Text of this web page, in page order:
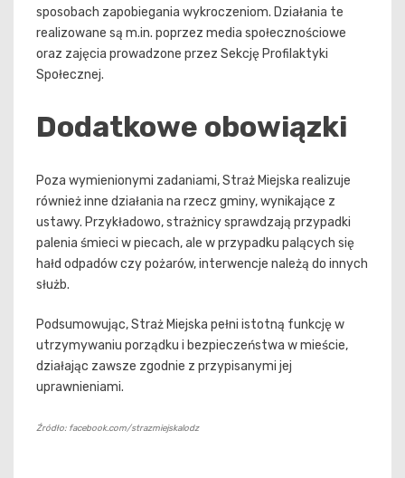
sposobach zapobiegania wykroczeniom. Działania te
realizowane są m.in. poprzez media społecznościowe
oraz zajęcia prowadzone przez Sekcję Profilaktyki
Społecznej.
Dodatkowe obowiązki
Poza wymienionymi zadaniami, Straż Miejska realizuje
również inne działania na rzecz gminy, wynikające z
ustawy. Przykładowo, strażnicy sprawdzają przypadki
palenia śmieci w piecach, ale w przypadku palących się
hałd odpadów czy pożarów, interwencje należą do innych
służb.
Podsumowując, Straż Miejska pełni istotną funkcję w
utrzymywaniu porządku i bezpieczeństwa w mieście,
działając zawsze zgodnie z przypisanymi jej
uprawnieniami.
Źródło: facebook.com/strazmiejskalodz